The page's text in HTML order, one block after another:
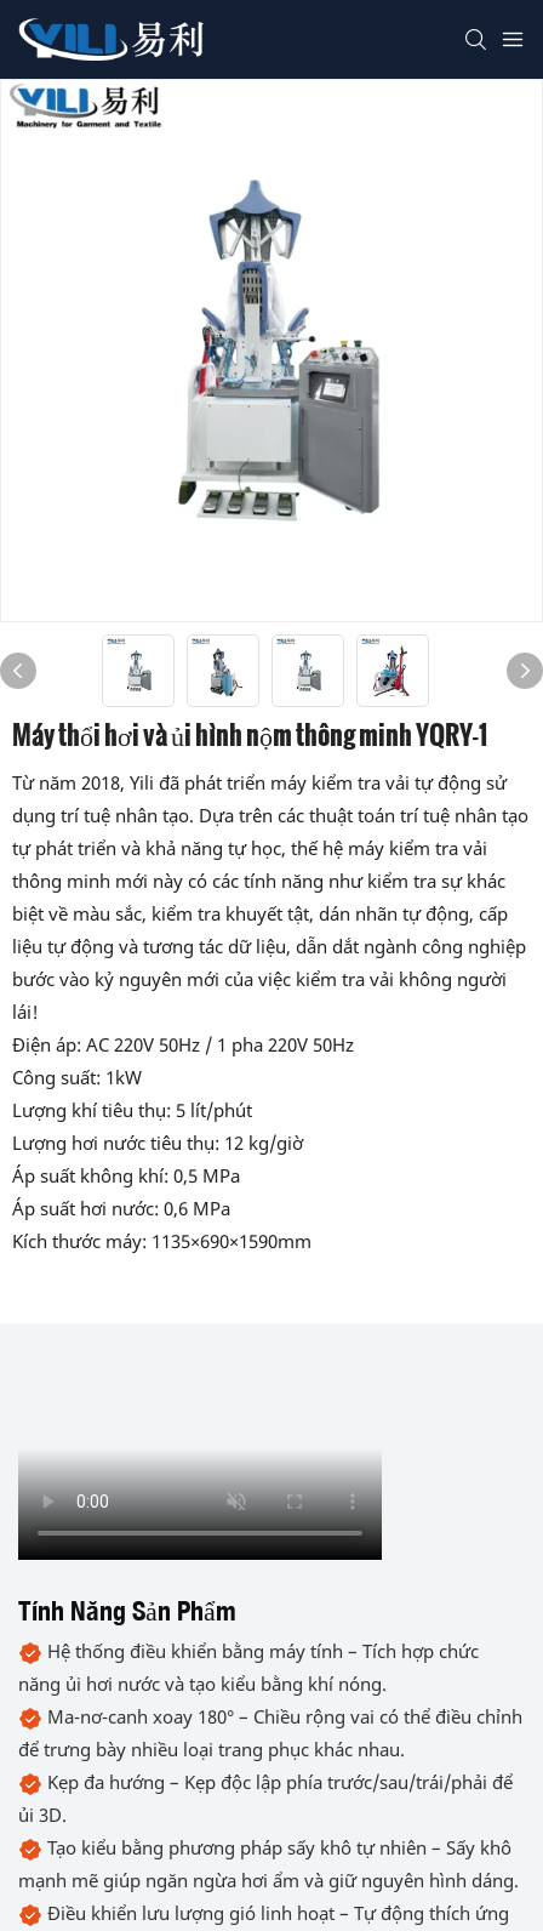
Máy thổi hơi và ủi hình nộm thông minh YQRY-1
Từ năm 2018, Yili đã phát triển máy kiểm tra vải tự động sử
dụng trí tuệ nhân tạo. Dựa trên các thuật toán trí tuệ nhân tạo
tự phát triển và khả năng tự học, thế hệ máy kiểm tra vải
thông minh mới này có các tính năng như kiểm tra sự khác
biệt về màu sắc, kiểm tra khuyết tật, dán nhãn tự động, cấp
liệu tự động và tương tác dữ liệu, dẫn dắt ngành công nghiệp
bước vào kỷ nguyên mới của việc kiểm tra vải không người
lái!
Điện áp: AC 220V 50Hz / 1 pha 220V 50Hz
Công suất: 1kW
Lượng khí tiêu thụ: 5 lít/phút
Lượng hơi nước tiêu thụ: 12 kg/giờ
Áp suất không khí: 0,5 MPa
Áp suất hơi nước: 0,6 MPa
Kích thước máy: 1135×690×1590mm
Tính Năng Sản Phẩm
Hệ thống điều khiển bằng máy tính – Tích hợp chức
năng ủi hơi nước và tạo kiểu bằng khí nóng.
Ma-nơ-canh xoay 180° – Chiều rộng vai có thể điều chỉnh
để trưng bày nhiều loại trang phục khác nhau.
Kẹp đa hướng – Kẹp độc lập phía trước/sau/trái/phải để
ủi 3D.
Tạo kiểu bằng phương pháp sấy khô tự nhiên – Sấy khô
mạnh mẽ giúp ngăn ngừa hơi ẩm và giữ nguyên hình dáng.
Điều khiển lưu lượng gió linh hoạt – Tự động thích ứng